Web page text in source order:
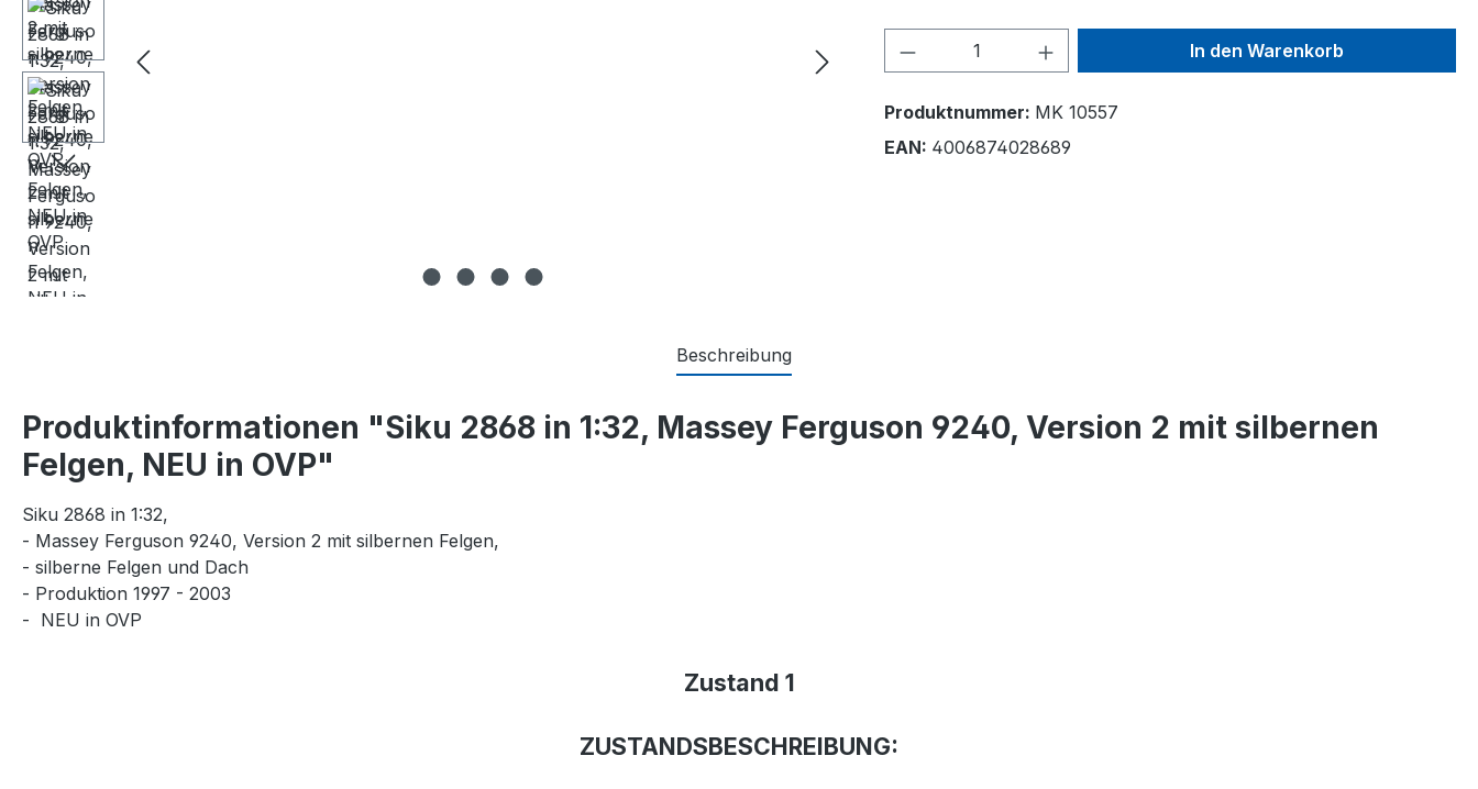
Produkt Anzahl: Gib den gewünschten Wert
In den Warenkorb
Produktnummer: MK 10557
EAN: 4006874028689
Beschreibung
Produktinformationen "Siku 2868 in 1:32, Massey Ferguson 9240, Version 2 mit silbernen
Felgen, NEU in OVP"
Siku 2868 in 1:32,
- Massey Ferguson 9240, Version 2 mit silbernen Felgen,
- silberne Felgen und Dach
- Produktion 1997 - 2003
- NEU in OVP
Zustand 1
ZUSTANDSBESCHREIBUNG: